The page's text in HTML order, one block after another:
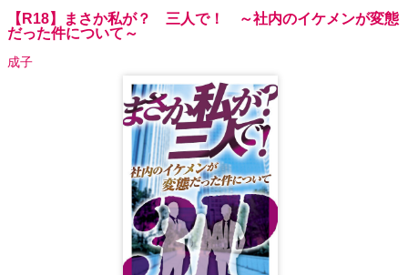
【R18】まさか私が？ 三人で！ ～社内のイケメンが変態
だった件について～
成子